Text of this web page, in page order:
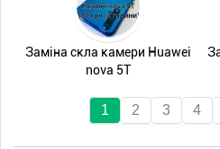
Заміна скла камери Huawei
nova 5T
1 2 3 4